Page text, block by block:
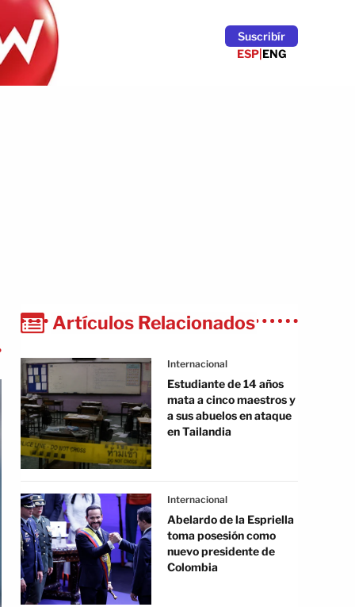
Suscribír
ESP|ENG
Artículos Relacionados
Internacional
Estudiante de 14 años
mata a cinco maestros y
a sus abuelos en ataque
en Tailandia
Internacional
Abelardo de la Espriella
toma posesión como
nuevo presidente de
Colombia